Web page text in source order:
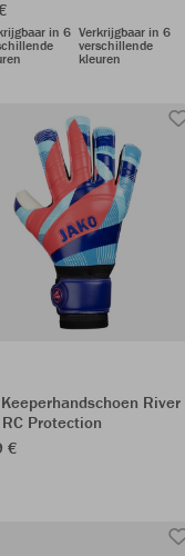
in 6 Verkrijgbaar in 6
verschillende
kleuren
River
Protection
€